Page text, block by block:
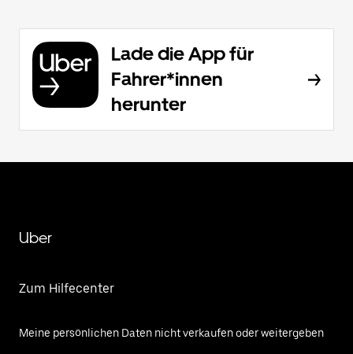
Lade die App für
Fahrer*innen
herunter
Uber
Zum Hilfecenter
Meine persönlichen Daten nicht verkaufen oder weitergeben